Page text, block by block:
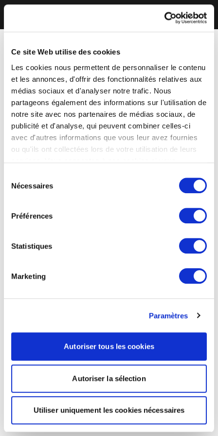
Ce site Web utilise des cookies
Les cookies nous permettent de personnaliser le contenu
et les annonces, d'offrir des fonctionnalités relatives aux
médias sociaux et d'analyser notre trafic. Nous
partageons également des informations sur l'utilisation de
notre site avec nos partenaires de médias sociaux, de
publicité et d'analyse, qui peuvent combiner celles-ci
avec d'autres informations que vous leur avez fournies
ou qu'ils ont collectées lors de votre utilisation de leurs
Nécessaires
Préférences
Statistiques
Marketing
Paramètres
Autoriser tous les cookies
Autoriser la sélection
Utiliser uniquement les cookies nécessaires